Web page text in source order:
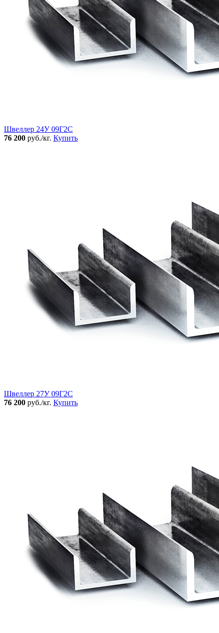
Швеллер 24У 09Г2С
76 200 руб./кг. Купить
Швеллер 27У 09Г2С
76 200 руб./кг. Купить